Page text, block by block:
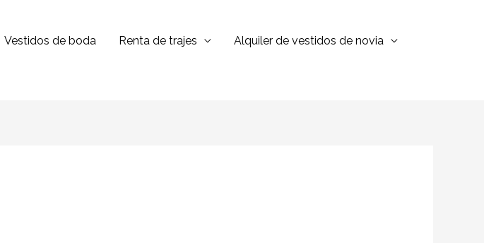
Vestidos de boda Renta de trajes
Alquiler de vestidos de novia